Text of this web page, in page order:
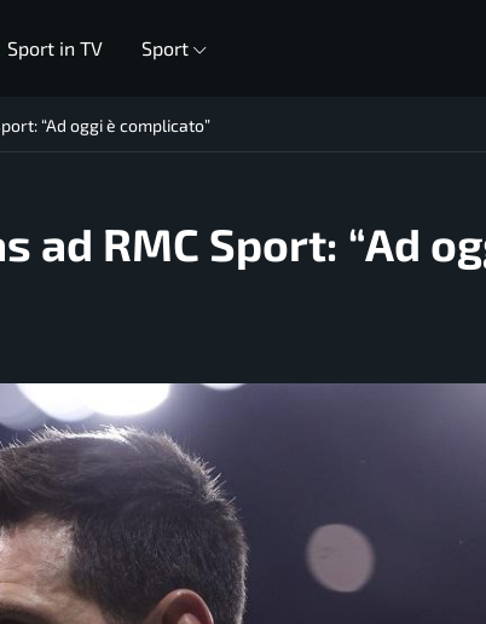
Sport in TV Sport
“Ad oggi è complicato”
ad RMC Sport: “Ad